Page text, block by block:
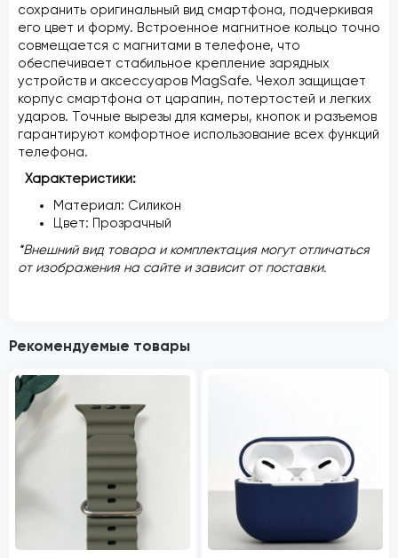
сохранить оригинальный вид смартфона, подчеркивая
его цвет и форму. Встроенное магнитное кольцо точно
совмещается с магнитами в телефоне, что
обеспечивает стабильное крепление зарядных
устройств и аксессуаров MagSafe. Чехол защищает
корпус смартфона от царапин, потертостей и легких
ударов. Точные вырезы для камеры, кнопок и разъемов
гарантируют комфортное использование всех функций
телефона.
Характеристики:
Материал: Силикон
Цвет: Прозрачный
*Внешний вид товара и комплектация могут отличаться
от изображения на сайте и зависит от поставки.
Рекомендуемые товары